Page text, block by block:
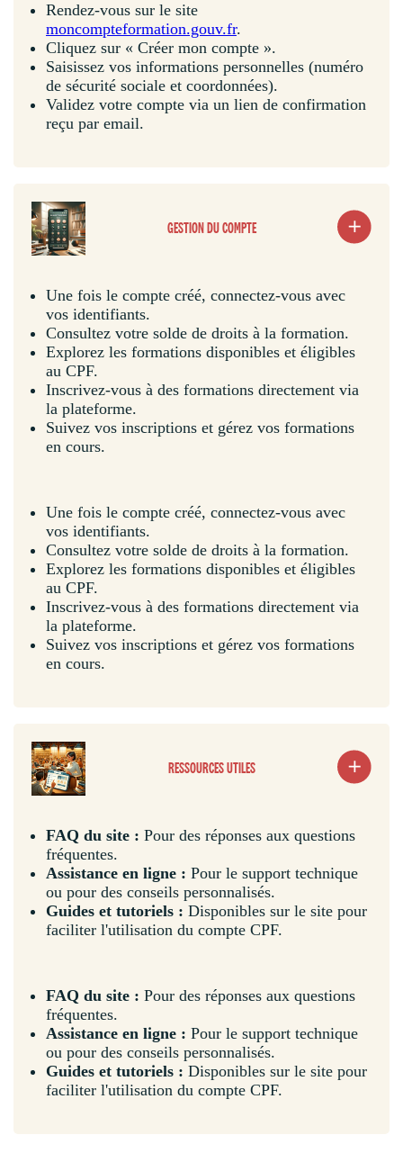
Rendez-vous sur le site
moncompteformation.gouv.fr.
Cliquez sur « Créer mon compte ».
Saisissez vos informations personnelles (numéro
de sécurité sociale et coordonnées).
Validez votre compte via un lien de confirmation
reçu par email.
GESTION DU COMPTE
Une fois le compte créé, connectez-vous avec
vos identifiants.
Consultez votre solde de droits à la formation.
Explorez les formations disponibles et éligibles
au CPF.
Inscrivez-vous à des formations directement via
la plateforme.
Suivez vos inscriptions et gérez vos formations
en cours.
Une fois le compte créé, connectez-vous avec
vos identifiants.
Consultez votre solde de droits à la formation.
Explorez les formations disponibles et éligibles
au CPF.
Inscrivez-vous à des formations directement via
la plateforme.
Suivez vos inscriptions et gérez vos formations
en cours.
RESSOURCES UTILES
FAQ du site : Pour des réponses aux questions
fréquentes.
Assistance en ligne : Pour le support technique
ou pour des conseils personnalisés.
Guides et tutoriels : Disponibles sur le site pour
faciliter l'utilisation du compte CPF.
FAQ du site : Pour des réponses aux questions
fréquentes.
Assistance en ligne : Pour le support technique
ou pour des conseils personnalisés.
Guides et tutoriels : Disponibles sur le site pour
faciliter l'utilisation du compte CPF.